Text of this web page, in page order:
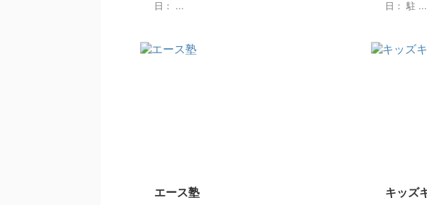
日： ...
日： 駐 ...
エース塾 キッズ